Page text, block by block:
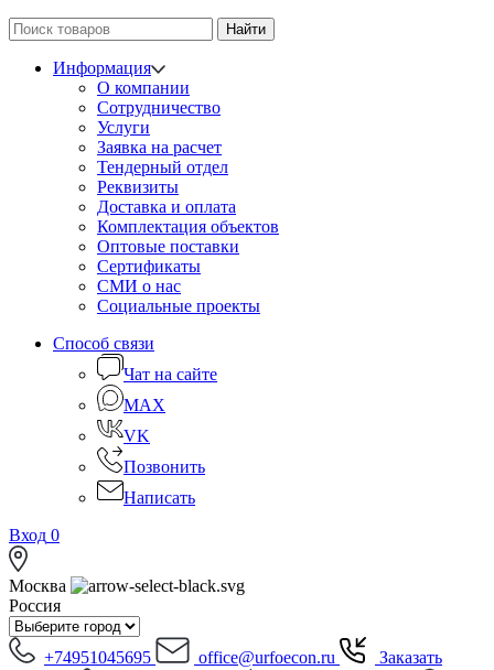
Найти
Информация
О компании
Сотрудничество
Услуги
Заявка на расчет
Тендерный отдел
Реквизиты
Доставка и оплата
Комплектация объектов
Оптовые поставки
Сертификаты
СМИ о нас
Социальные проекты
Способ связи
Чат на сайте
MAX
VK
Позвонить
Написать
Вход 0
Москва
Россия
+74951045695 office@urfoecon.ru
Заказать